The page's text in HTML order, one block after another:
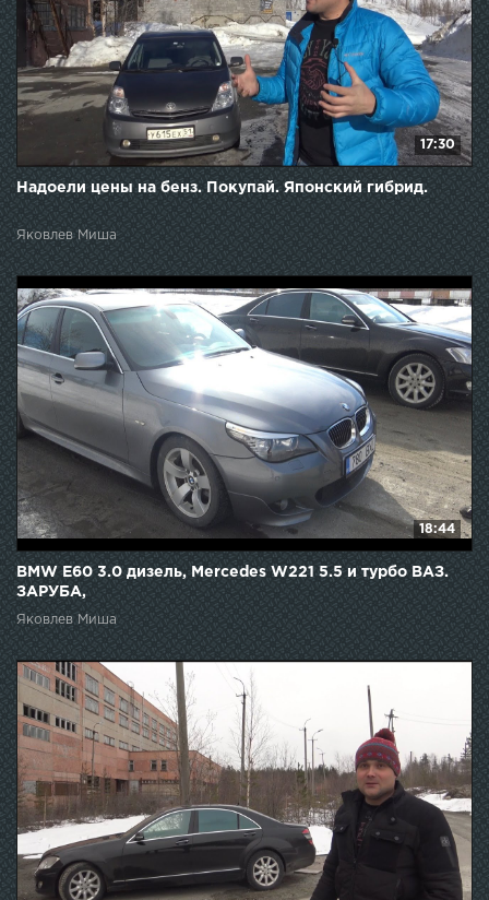
17:30
Надоели цены на бенз. Покупай. Японский гибрид.
Яковлев Миша
18:44
BMW E60 3.0 дизель, Mercedes W221 5.5 и турбо ВАЗ.
ЗАРУБА,
Яковлев Миша